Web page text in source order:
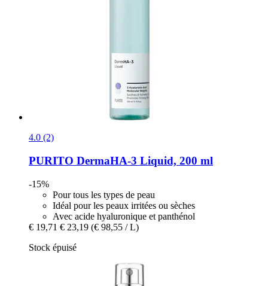
4.0 (2)
PURITO DermaHA-​3 Liquid, 200 ml
-15%
Pour tous les types de peau
Idéal pour les peaux irritées ou sèches
Avec acide hyaluronique et panthénol
€ 19,71 € 23,19 (€ 98,55 / L)
Stock épuisé